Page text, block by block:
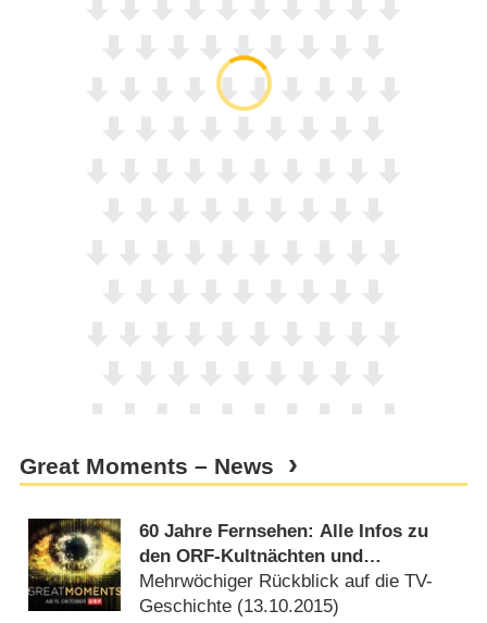
Great Moments – News
60 Jahre Fernsehen: Alle Infos zu
den ORF-Kultnächten und
Sondersendungen
Mehrwöchiger Rückblick auf die TV-
Geschichte (13.10.2015)